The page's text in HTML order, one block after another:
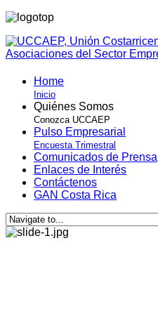
Home
Inicio
Quiénes Somos
Conozca UCCAEP
Pulso Empresarial
Encuesta Trimestral
Comunicados de Prensa
Enlaces de Interés
Contáctenos
GAN Costa Rica